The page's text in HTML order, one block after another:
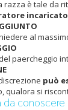
razza è tale da
al
paercheggio
può
qualora si
da conoscere